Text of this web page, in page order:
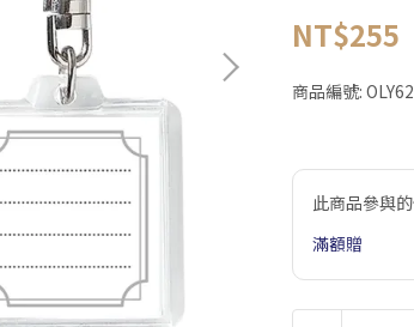
NT$255
商品編號:
此商品參與
滿額贈